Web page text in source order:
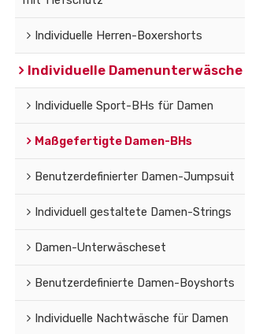
Individuelle Herren-Boxershorts
Individuelle Damenunterwäsche
Individuelle Sport-BHs für Damen
Maßgefertigte Damen-BHs
Benutzerdefinierter Damen-Jumpsuit
Individuell gestaltete Damen-Strings
Damen-Unterwäscheset
Benutzerdefinierte Damen-Boyshorts
Individuelle Nachtwäsche für Damen